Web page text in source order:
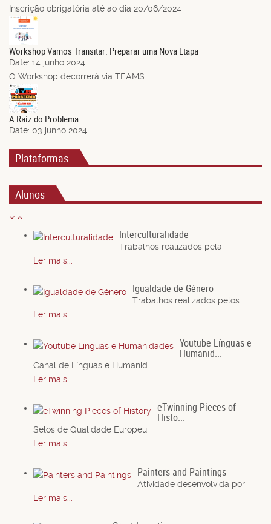
Inscrição obrigatória até ao dia 20/06/2024
Jun.
Workshop Vamos Transitar: Preparar uma Nova Etapa
Date: 14 junho 2024
O Workshop decorrerá via TEAMS.
03
Jun.
A Raíz do Problema
Date: 03 junho 2024
Plataformas
Alunos
Interculturalidade
Trabalhos realizados pela
Ler mais...
Igualdade de Género
Trabalhos realizados pelos
Ler mais...
Youtube Línguas e
Humanid...
Canal de Línguas e Humanid
Ler mais...
eTwinning Pieces of
Histo...
Selos de Qualidade Europeu
Ler mais...
Painters and Paintings
Atividade desenvolvida por
Ler mais...